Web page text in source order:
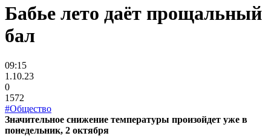
Бабье лето даёт прощальный
бал
09:15
1.10.23
0
1572
#Общество
Значительное снижение температуры произойдет уже в
понедельник, 2 октября